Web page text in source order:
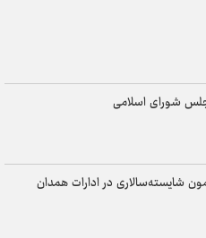
شورای اسلامی